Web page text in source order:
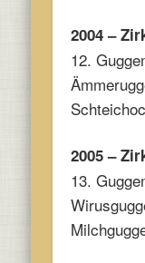
2004 –
12.
2005 –
13.